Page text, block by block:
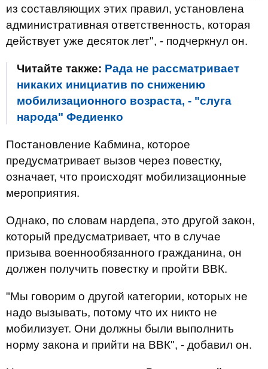
из составляющих этих правил, установлена
административная ответственность, которая
действует уже десяток лет", - подчеркнул он.
Читайте также: Рада не рассматривает
никаких инициатив по снижению
мобилизационного возраста, - "слуга
народа" Федиенко
Постановление Кабмина, которое
предусматривает вызов через повестку,
означает, что происходят мобилизационные
мероприятия.
Однако, по словам нардепа, это другой закон,
который предусматривает, что в случае
призыва военнообязанного гражданина, он
должен получить повестку и пройти ВВК.
"Мы говорим о другой категории, которых не
надо вызывать, потому что их никто не
мобилизует. Они должны были выполнить
норму закона и прийти на ВВК", - добавил он.